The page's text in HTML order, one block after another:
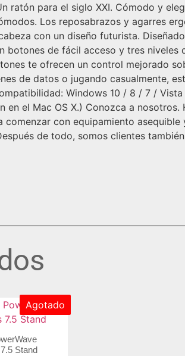
ratón para el siglo XXI. Cómodo y
Los reposabrazos y agarres
con un diseño futurista.
de fácil acceso y tres niveles
te ofrecen un control mejorado
de datos o jugando casualmente,
Windows 10 / 8 / 7 /
el Mac OS X.) Conozca a
con equipamiento
de todo, somos clientes
Agotado
Stand